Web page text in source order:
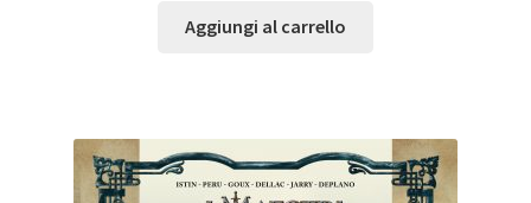
Aggiungi al carrello